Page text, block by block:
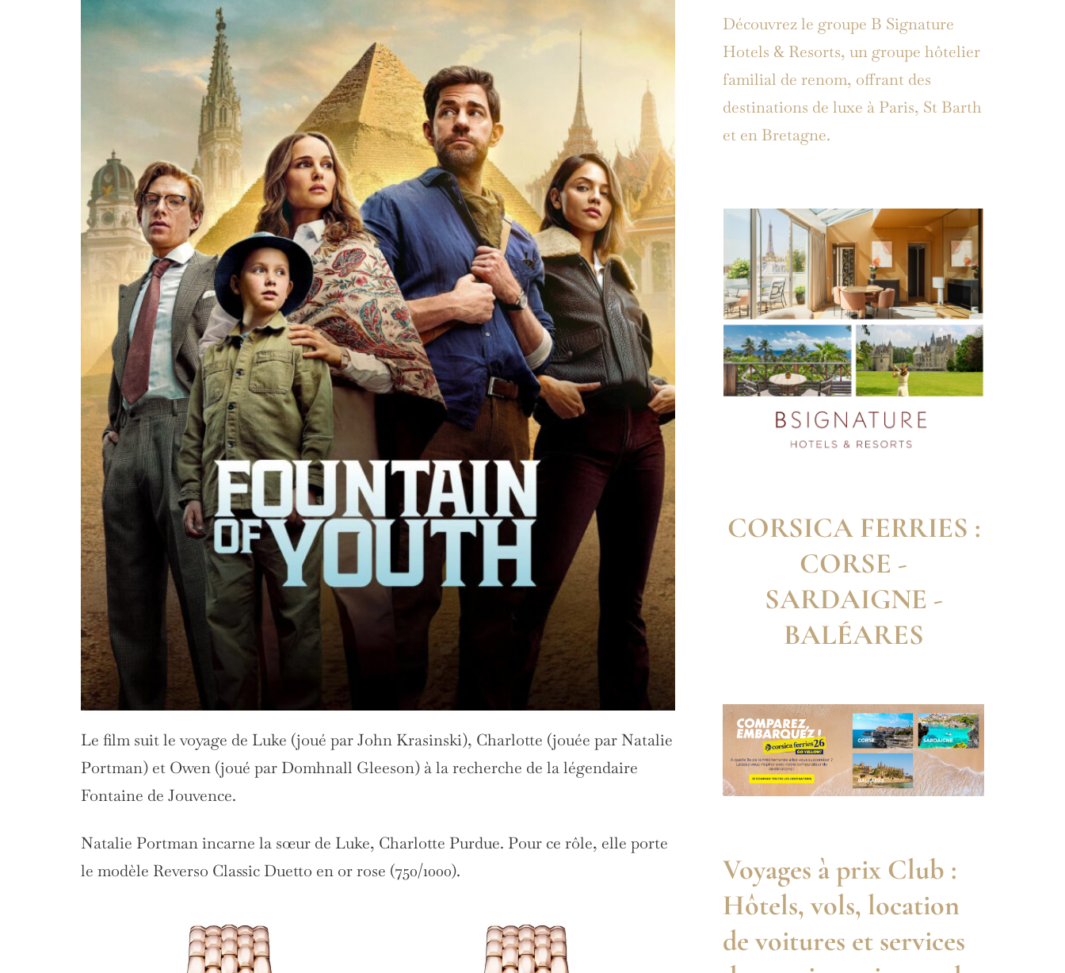
Le film suit le voyage de Luke (joué par John Krasinski), Charlotte (jouée par Natalie
Portman) et Owen (joué par Domhnall Gleeson) à la recherche de la légendaire
Fontaine de Jouvence.
Natalie Portman incarne la sœur de Luke, Charlotte Purdue. Pour ce rôle, elle porte
le modèle Reverso Classic Duetto en or rose (750/1000).
Découvrez le groupe B Signature
Hotels & Resorts, un groupe hôtelier
familial de renom, offrant des
destinations de luxe à Paris, St Barth
et en Bretagne.
CORSICA FERRIES :
CORSE -
SARDAIGNE -
BALÉARES
Voyages à prix Club :
Hôtels, vols, location
de voitures et services